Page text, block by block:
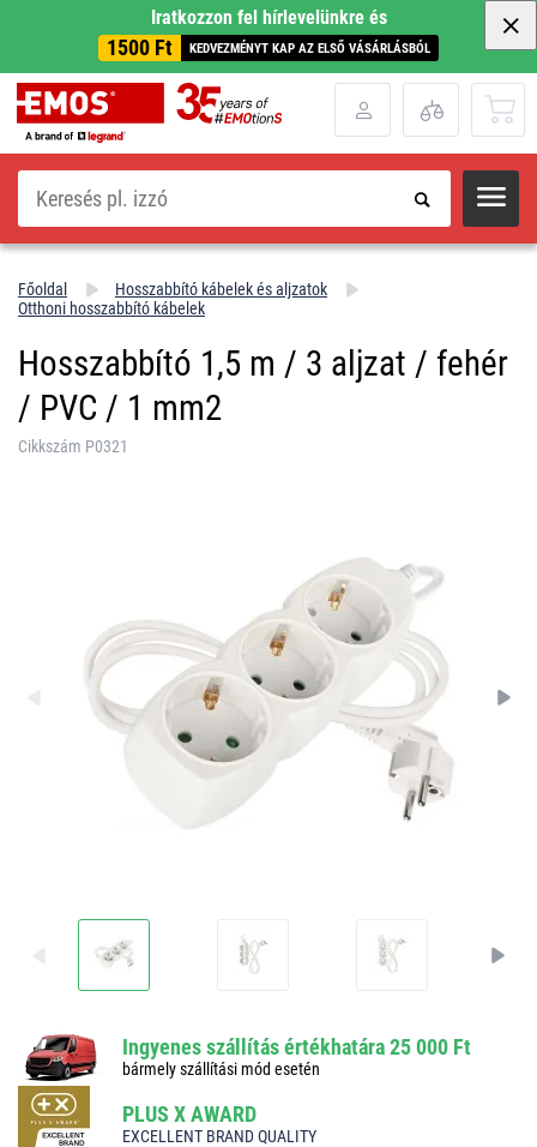
Iratkozzon fel hírlevelünkre és
1500 Ft KEDVEZMÉNYT KAP AZ ELSŐ VÁSÁRLÁSBÓL
Keresés
Főoldal
Hosszabbító kábelek és aljzatok
Otthoni hosszabbító kábelek
Hosszabbító 1,5 m / 3 aljzat / fehér
/ PVC / 1 mm2
Cikkszám P0321
Ingyenes szállítás értékhatára 25 000 Ft
bármely szállítási mód esetén
PLUS X AWARD
EXCELLENT BRAND QUALITY